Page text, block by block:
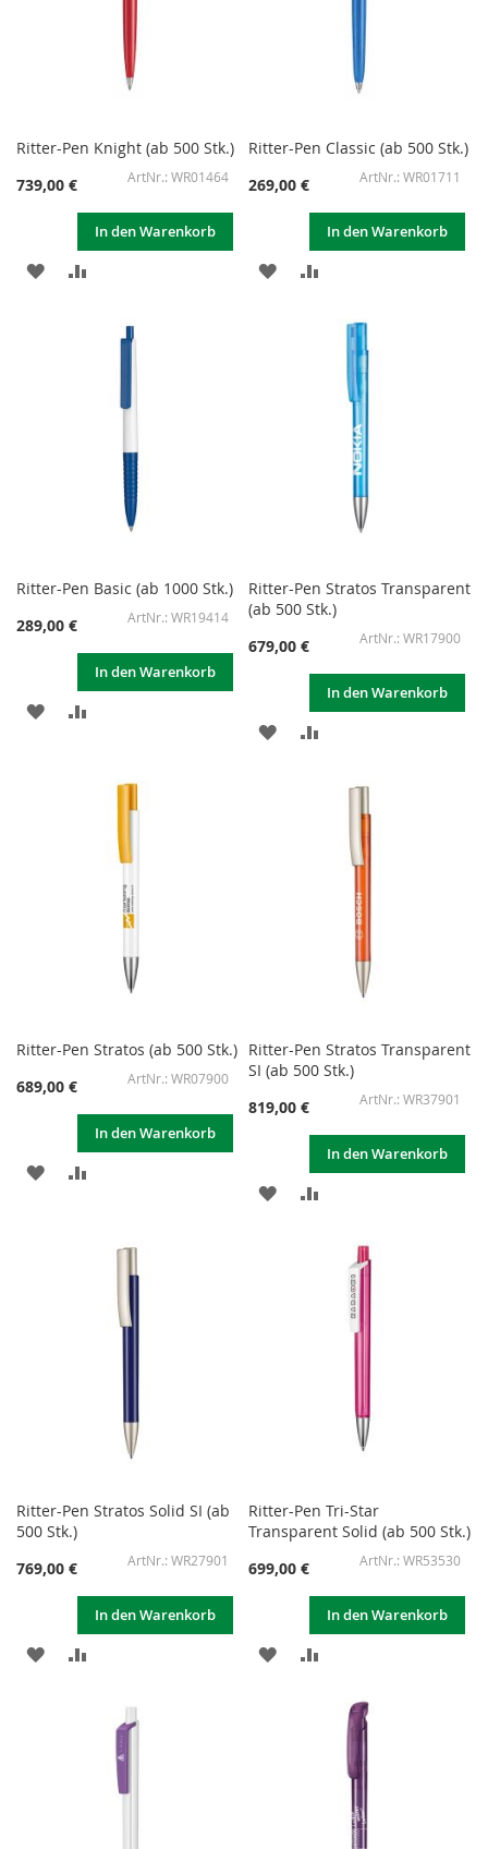
Ritter-Pen Knight (ab 500 Stk.)
739,00 €
WR01464
In den Warenkorb
ZUR
HINZUFÜGENHINZUFÜGEN
Ritter-Pen Classic (ab 500 Stk.)
269,00 €
WR01711
In den Warenkorb
ZUR
HINZUFÜGENHINZUFÜGEN
Ritter-Pen Basic (ab 1000 Stk.)
289,00 €
WR19414
In den Warenkorb
ZUR
HINZUFÜGENHINZUFÜGEN
Ritter-Pen Stratos Transparent
(ab 500 Stk.)
679,00 €
WR17900
In den Warenkorb
ZUR
Ritter-Pen Stratos (ab 500 Stk.)
689,00 €
WR07900
In den Warenkorb
ZUR
HINZUFÜGENHINZUFÜGEN
Ritter-Pen Stratos Transparent
SI (ab 500 Stk.)
819,00 €
WR37901
In den Warenkorb
ZUR
HINZUFÜGENHINZUFÜGEN
Ritter-Pen Stratos Solid SI (ab
500 Stk.)
769,00 €
WR27901
In den Warenkorb
ZUR
HINZUFÜGENHINZUFÜGEN
Ritter-Pen Tri-Star
Transparent Solid (ab 500 Stk.)
699,00 €
WR53530
In den Warenkorb
ZUR
HINZUFÜGENHINZUFÜGEN